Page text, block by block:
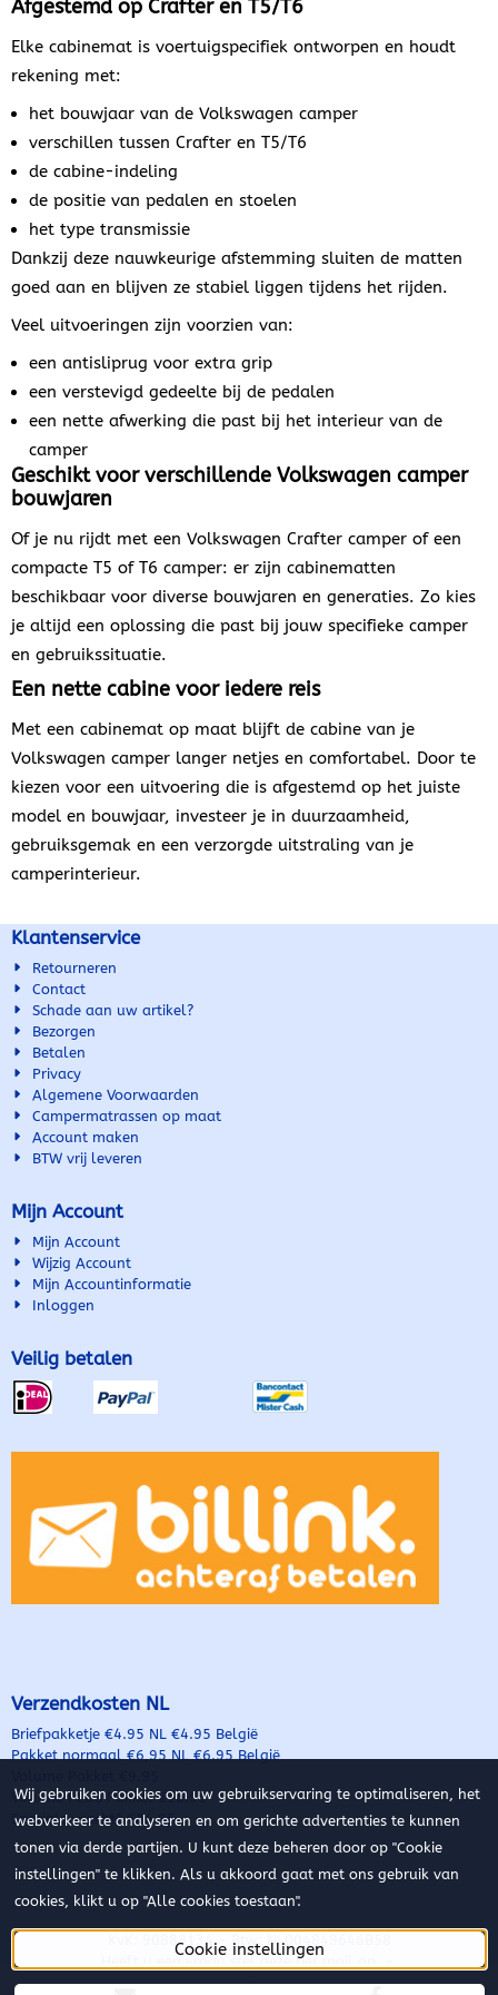
Afgestemd op Crafter en T5/T6
Elke cabinemat is voertuigspecifiek ontworpen en houdt
rekening met:
het bouwjaar van de Volkswagen camper
verschillen tussen Crafter en T5/T6
de cabine-indeling
de positie van pedalen en stoelen
het type transmissie
Dankzij deze nauwkeurige afstemming sluiten de matten
goed aan en blijven ze stabiel liggen tijdens het rijden.
Veel uitvoeringen zijn voorzien van:
een antisliprug voor extra grip
een verstevigd gedeelte bij de pedalen
een nette afwerking die past bij het interieur van de
camper
Geschikt voor verschillende Volkswagen camper
bouwjaren
Of je nu rijdt met een Volkswagen Crafter camper of een
compacte T5 of T6 camper: er zijn cabinematten
beschikbaar voor diverse bouwjaren en generaties. Zo kies
je altijd een oplossing die past bij jouw specifieke camper
en gebruikssituatie.
Een nette cabine voor iedere reis
Met een cabinemat op maat blijft de cabine van je
Volkswagen camper langer netjes en comfortabel. Door te
kiezen voor een uitvoering die is afgestemd op het juiste
model en bouwjaar, investeer je in duurzaamheid,
gebruiksgemak en een verzorgde uitstraling van je
camperinterieur.
Klantenservice
Retourneren
Contact
Schade aan uw artikel?
Bezorgen
Betalen
Privacy
Algemene Voorwaarden
Campermatrassen op maat
Account maken
BTW vrij leveren
Mijn Account
Mijn Account
Wijzig Account
Mijn Accountinformatie
Inloggen
Veilig betalen
Verzendkosten NL
Briefpakketje €4.95 NL €4.95 België
Pakket normaal €6,95 NL €6.95 België
Volume PLUS Pakket €16.95
Speciale vracht* €34.95
KvK: 90889134 - Btw: NL004849646B58
Heeft u een vraag stel deze per mail op -
Info@123CamperOnderdelen.nlof bel met 0649884588
Wij gebruiken cookies om uw gebruikservaring te optimaliseren, het
webverkeer te analyseren en om gerichte advertenties te kunnen
tonen via derde partijen. U kunt deze beheren door op "Cookie
instellingen" te klikken. Als u akkoord gaat met ons gebruik van
cookies, klikt u op "Alle cookies toestaan".
Cookie instellingen